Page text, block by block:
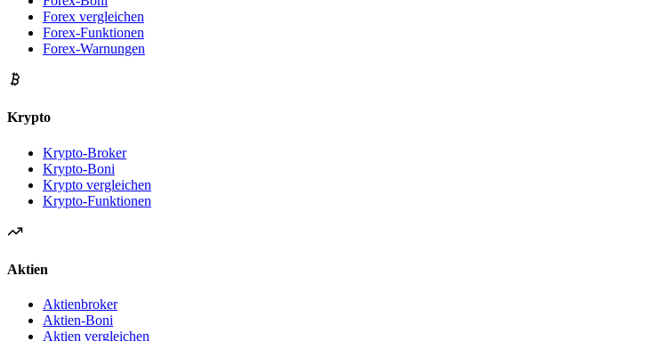
Forex vergleichen
Forex-Funktionen
Forex-Warnungen
Krypto
Krypto-Broker
Krypto-Boni
Krypto vergleichen
Krypto-Funktionen
Aktien
Aktienbroker
Aktien-Boni
Aktien vergleichen